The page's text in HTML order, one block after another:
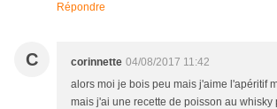
Répondre
C corinnette 04/08/2017 11:42
alors moi je bois peu mais j'aime l'apéritif
mais j'ai une recette de poisson au whisky